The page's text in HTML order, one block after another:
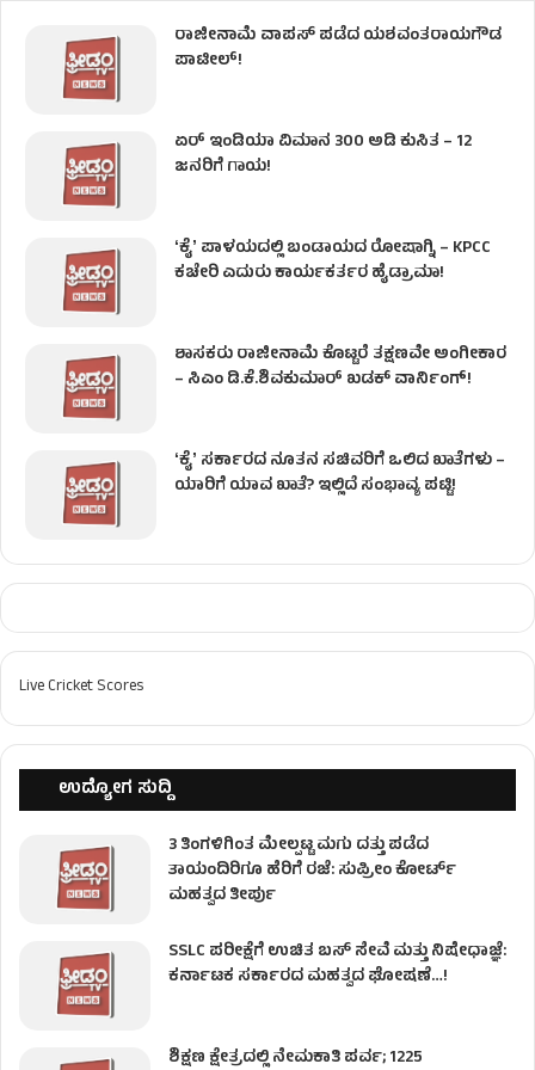
ರಾಜೀನಾಮೆ ವಾಪಸ್ ಪಡೆದ ಯಶವಂತರಾಯಗೌಡ
ಪಾಟೀಲ್‌!
ಏರ್ ಇಂಡಿಯಾ ವಿಮಾನ 300 ಅಡಿ ಕುಸಿತ – 12
ಜನರಿಗೆ ಗಾಯ!
ʻಕೈʼ​ ಪಾಳಯದಲ್ಲಿ ಬಂಡಾಯದ ರೋಷಾಗ್ನಿ – KPCC
ಕಚೇರಿ ಎದುರು ಕಾರ್ಯಕರ್ತರ ಹೈಡ್ರಾಮಾ!
ಶಾಸಕರು ರಾಜೀನಾಮೆ ಕೊಟ್ಟರೆ ತಕ್ಷಣವೇ ಅಂಗೀಕಾರ
– ಸಿಎಂ ಡಿ.ಕೆ.ಶಿವಕುಮಾರ್ ಖಡಕ್ ವಾರ್ನಿಂಗ್!
ʻಕೈʼ ಸರ್ಕಾರದ ನೂತನ ಸಚಿವರಿಗೆ ಒಲಿದ ಖಾತೆಗಳು –
ಯಾರಿಗೆ ಯಾವ ಖಾತೆ? ಇಲ್ಲಿದೆ ಸಂಭಾವ್ಯ ಪಟ್ಟಿ!
Live Cricket Scores
ಉದ್ಯೋಗ ಸುದ್ದಿ
3 ತಿಂಗಳಿಗಿಂತ ಮೇಲ್ಪಟ್ಟ ಮಗು ದತ್ತು ಪಡೆದ
ತಾಯಂದಿರಿಗೂ ಹೆರಿಗೆ ರಜೆ: ಸುಪ್ರೀಂ ಕೋರ್ಟ್
ಮಹತ್ವದ ತೀರ್ಪು
SSLC ಪರೀಕ್ಷೆಗೆ ಉಚಿತ ಬಸ್ ಸೇವೆ ಮತ್ತು ನಿಷೇಧಾಜ್ಞೆ:
ಕರ್ನಾಟಕ ಸರ್ಕಾರದ ಮಹತ್ವದ ಘೋಷಣೆ…!
ಶಿಕ್ಷಣ ಕ್ಷೇತ್ರದಲ್ಲಿ ನೇಮಕಾತಿ ಪರ್ವ; 1225